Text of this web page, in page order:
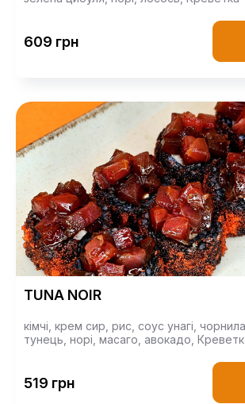
609 грн
TUNA NOIR
кімчі, крем сир, рис, соус унагі, чорнила
тунець, норі, масаго, авокадо,
519 грн